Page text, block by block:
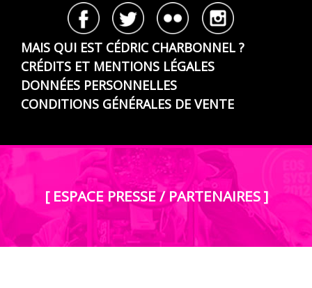
MAIS QUI EST CÉDRIC CHARBONNEL ?
CRÉDITS ET MENTIONS LÉGALES
DONNÉES PERSONNELLES
CONDITIONS GÉNÉRALES DE VENTE
[ ESPACE PRESSE / PARTENAIRES ]